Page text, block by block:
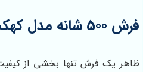
فرش 500 شانه مدل کهکشان با بافت تکسیما
ظاهر یک فرش تنها بخشی از